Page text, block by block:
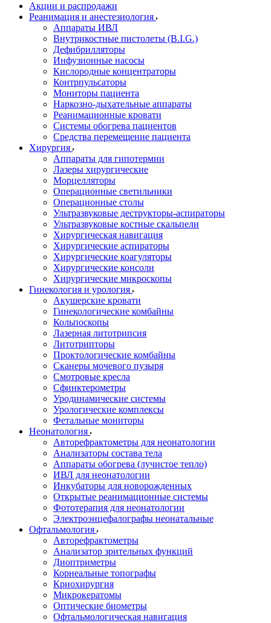
Акции и распродажи
Реанимация и анестезиология
Аппараты ИВЛ
Внутрикостные пистолеты (B.I.G.)
Дефибрилляторы
Инфузионные насосы
Кислородные концентраторы
Контрпульсаторы
Мониторы пациента
Наркозно-дыхательные аппараты
Реанимационные кровати
Системы обогрева пациентов
Средства перемещение пациента
Хирургия
Аппараты для гипотермии
Лазеры хирургические
Морцелляторы
Операционные светильники
Операционные столы
Ультразвуковые деструкторы-аспираторы
Ультразвуковые костные скальпели
Хирургическая навигация
Хирургические аспираторы
Хирургические коагуляторы
Хирургические консоли
Хирургические микроскопы
Гинекология и урология
Акушерские кровати
Гинекологические комбайны
Кольпоскопы
Лазерная литотрипсия
Литотрипторы
Проктологические комбайны
Сканеры мочевого пузыря
Смотровые кресла
Сфинктерометры
Уродинамические системы
Урологические комплексы
Фетальные мониторы
Неонатология
Авторефрактометры для неонатологии
Анализаторы состава тела
Аппараты обогрева (лучистое тепло)
ИВЛ для неонатологии
Инкубаторы для новорожденных
Открытые реанимационные системы
Фототерапия для неонатологии
Электроэнцефалографы неонатальные
Офтальмология
Авторефрактометры
Анализатор зрительных функций
Диоптриметры
Корнеальные топографы
Криохирургия
Микрокератомы
Оптические биометры
Офтальмологическая навигация